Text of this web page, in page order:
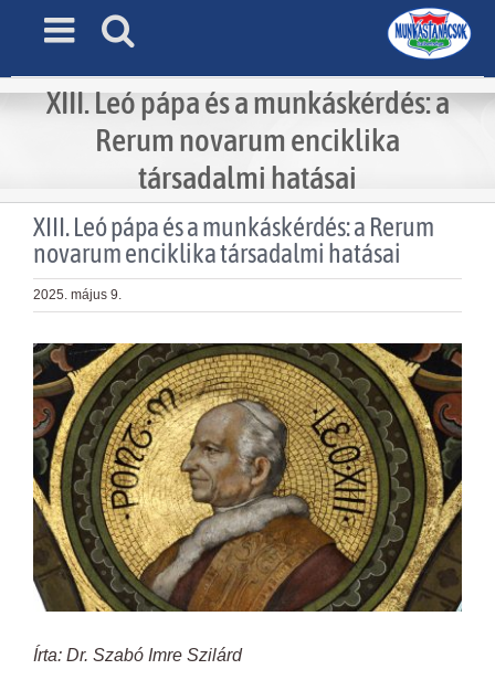
XIII. Leó pápa és a munkáskérdés: a
Rerum novarum enciklika
társadalmi hatásai
XIII. Leó pápa és a munkáskérdés: a Rerum
novarum enciklika társadalmi hatásai
2025. május 9.
View
Larger
Image
Írta: Dr. Szabó Imre Szilárd